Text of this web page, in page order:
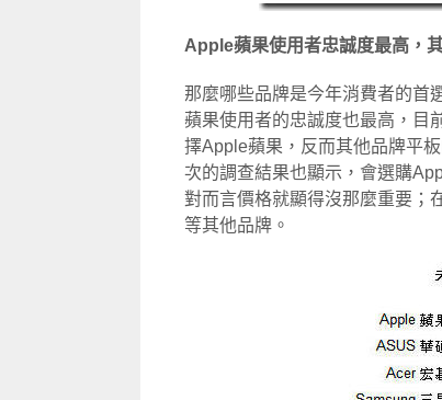
Apple蘋果使用者忠誠度最高，
那麼哪些品牌是今年消費者的首
蘋果使用者的忠誠度也最高，目
擇Apple蘋果，反而其他品牌平
次的調查結果也顯示，會選購
對而言價格就顯得沒那麼重要；
等其他品牌。